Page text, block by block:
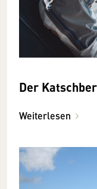
Der
Weiterlesen